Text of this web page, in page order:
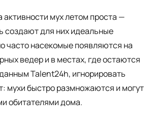
активности мух летом проста —
создают для них идеальные
часто насекомые появляются на
ведер и в местах, где остаются
Talent24h, игнорировать
мухи быстро размножаются и могут
обитателями дома.